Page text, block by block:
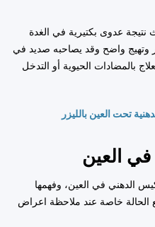
نتيجة عدوى بكتيرية في الغدة
وتهيج واضح وقد يصاحبه صديد في
بالمضادات الحيوية أو التدخل
تحت العين بالليزر
العين
الدهني في العين، وفهمها
الحالة خاصة عند ملاحظة اعراض